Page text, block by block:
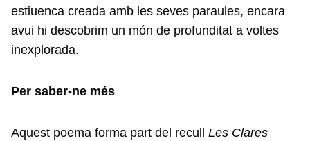
estiuenca creada amb les seves paraules, encara
avui hi descobrim un món de profunditat a voltes
inexplorada.
Per saber-ne més
Aquest poema forma part del recull Les Clares